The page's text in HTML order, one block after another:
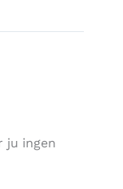
ju ingen